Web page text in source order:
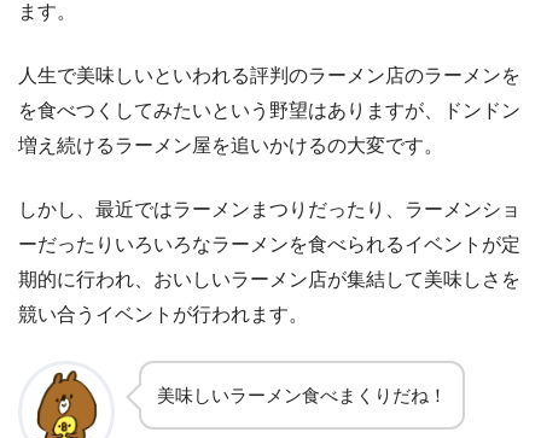
ます。
人生で美味しいといわれる評判のラーメン店のラーメンを
を食べつくしてみたいという野望はありますが、ドンドン
増え続けるラーメン屋を追いかけるの大変です。
しかし、最近ではラーメンまつりだったり、ラーメンショ
ーだったりいろいろなラーメンを食べられるイベントが定
期的に行われ、おいしいラーメン店が集結して美味しさを
競い合うイベントが行われます。
美味しいラーメン食べまくりだね！